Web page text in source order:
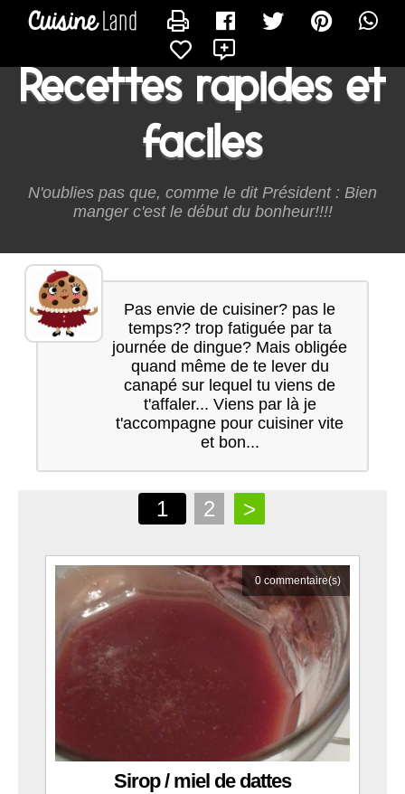
Recettes rapides et
faciles
N'oublies pas que, comme le dit Président : Bien
manger c'est le début du bonheur!!!!
Pas envie de cuisiner? pas le
temps?? trop fatiguée par ta
journée de dingue? Mais obligée
quand même de te lever du
canapé sur lequel tu viens de
t'affaler... Viens par là je
t'accompagne pour cuisiner vite
et bon...
1 2 >
0 commentaire(s)
Sirop / miel de dattes
CONTACTER ONMANGEQUOICESOIR